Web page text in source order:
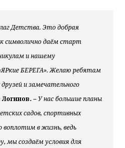
Детства. Это добрая
символично даём старт
и нашему
БЕРЕГА». Желаю ребятам
и замечательного
Логинов. – У нас большие планы
садов, спортивных
воплотим в жизнь, ведь
мы создаём условия для